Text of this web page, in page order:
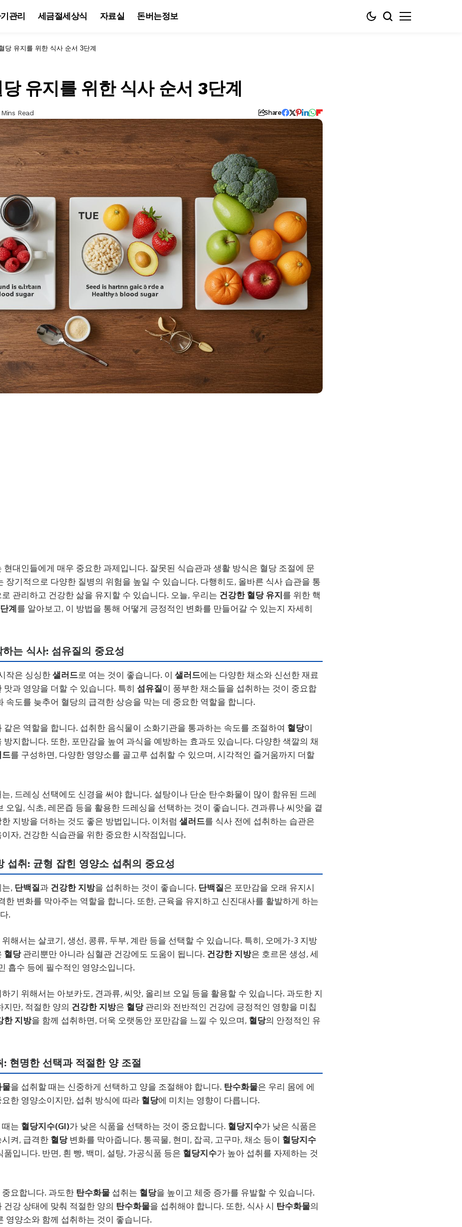
관리 세금절세상식 자료실 돈버는정보
당 유지를 위한 식사 순서 3단계
유지를 위한 식사 순서 3단계
Mins Read Share
현대인들에게 매우 중요한 과제입니다. 잘못된 식습관과 생활 방식은 혈당 조절에 문
장기적으로 다양한 질병의 위험을 높일 수 있습니다. 다행히도, 올바른 식사 습관을 통
관리하고 건강한 삶을 유지할 수 있습니다. 오늘, 우리는 건강한 혈당 유지를 위한 핵
계를 알아보고, 이 방법을 통해 어떻게 긍정적인 변화를 만들어갈 수 있는지 자세히
는 식사: 섬유질의 중요성
작은 싱싱한샐러드로 여는 것이 좋습니다. 이 샐러드에는 다양한 채소와 신선한 재료
맛과 영양을 더할 수 있습니다. 특히 섬유질이 풍부한 채소들을 섭취하는 것이 중요합
속도를 늦추어 혈당의 급격한 상승을 막는 데 중요한 역할을 합니다.
같은 역할을 합니다. 섭취한 음식물이 소화기관을 통과하는 속도를 조절하여 혈당이
방지합니다. 또한, 포만감을 높여 과식을 예방하는 효과도 있습니다. 다양한 색깔의 채
드를 구성하면, 다양한 영양소를 골고루 섭취할 수 있으며, 시각적인 즐거움까지 더할
, 드레싱 선택에도 신경을 써야 합니다. 설탕이나 단순 탄수화물이 많이 함유된 드레
오일, 식초, 레몬즙 등을 활용한 드레싱을 선택하는 것이 좋습니다. 견과류나 씨앗을 곁
지방을 더하는 것도 좋은 방법입니다. 이처럼 샐러드를 식사 전에 섭취하는 습관은
자, 건강한 식습관을 위한 중요한 시작점입니다.
섭취: 균형 잡힌 영양소 섭취의 중요성
, 단백질과 건강한 지방을 섭취하는 것이 좋습니다. 단백질은 포만감을 오래 유지시
한 변화를 막아주는 역할을 합니다. 또한, 근육을 유지하고 신진대사를 활발하게 하는
.
해서는 살코기, 생선, 콩류, 두부, 계란 등을 선택할 수 있습니다. 특히, 오메가-3 지방
혈당관리뿐만 아니라 심혈관 건강에도 도움이 됩니다. 건강한 지방은 호르몬 생성, 세
흡수 등에 필수적인 영양소입니다.
기 위해서는 아보카도, 견과류, 씨앗, 올리브 오일 등을 활용할 수 있습니다. 과도한 지
지만, 적절한 양의 건강한 지방은 혈당관리와 전반적인 건강에 긍정적인 영향을 미칩
한 지방을 함께 섭취하면, 더욱 오랫동안 포만감을 느낄 수 있으며, 혈당의 안정적인 유
: 현명한 선택과 적절한 양 조절
물을 섭취할 때는 신중하게 선택하고 양을 조절해야 합니다. 탄수화물은 우리 몸에 에
한 영양소이지만, 섭취 방식에 따라 혈당에 미치는 영향이 다릅니다.
때는 혈당지수(GI)가 낮은 식품을 선택하는 것이 중요합니다. 혈당지수가 낮은 식품은
켜, 급격한 혈당변화를 막아줍니다. 통곡물, 현미, 잡곡, 고구마, 채소 등이 혈당지수
품입니다. 반면, 흰 빵, 백미, 설탕, 가공식품 등은 혈당지수가 높아 섭취를 자제하는 것
요합니다. 과도한 탄수화물 섭취는 혈당을 높이고 체중 증가를 유발할 수 있습니다.
건강 상태에 맞춰 적절한 양의 탄수화물을 섭취해야 합니다. 또한, 식사 시 탄수화물의
영양소와 함께 섭취하는 것이 좋습니다.